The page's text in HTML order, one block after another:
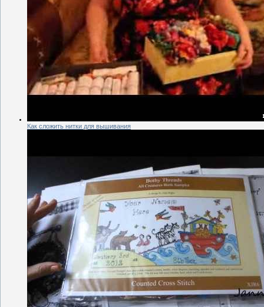
Как сложить нитки для вышивания